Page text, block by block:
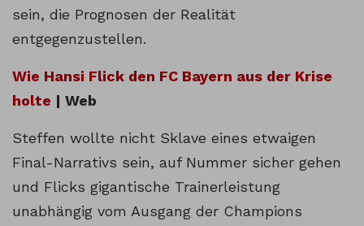
sein, die Prognosen der Realität
entgegenzustellen.
Wie Hansi Flick den FC Bayern aus der Krise
holte | Web
Steffen wollte nicht Sklave eines etwaigen
Final-Narrativs sein, auf Nummer sicher gehen
und Flicks gigantische Trainerleistung
unabhängig vom Ausgang der Champions